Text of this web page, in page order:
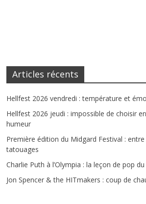
Articles récents
Hellfest 2026 vendredi : température et
Hellfest 2026 jeudi : impossible de choisir
humeur
Première édition du Midgard Festival :
tatouages
Charlie Puth à l’Olympia : la leçon de pop
Jon Spencer & the HITmakers : coup de